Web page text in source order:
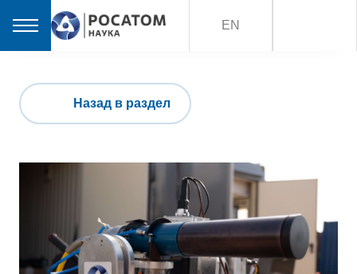
EN
Назад в раздел